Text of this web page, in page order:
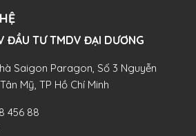
ĐẦU TƯ TMDV ĐẠI DƯƠNG​
Saigon Paragon, Số 3 Nguyễn
Mỹ, TP Hồ Chí Minh
456 88